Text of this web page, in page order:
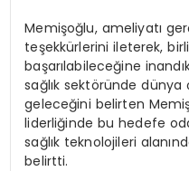
Memişoğlu, ameliyatı
teşekkürlerini ileterek,
başarılabileceğine
sağlık sektöründe
geleceğini belirten
liderliğinde bu hedefe
sağlık teknolojileri
belirtti.